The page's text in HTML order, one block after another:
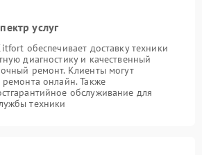
услуг
обеспечивает доставку техники
диагностику и качественный
ремонт. Клиенты могут
ремонта онлайн. Также
обслуживание для
техники